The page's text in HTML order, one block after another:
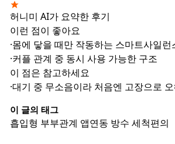
허니미 AI가 요약한 후기
이런 점이 좋아요
·몸에 닿을 때만 작동하는 스마트사일런
·커플 관계 중 동시 사용 가능한 구조
이 점은 참고하세요
·대기 중 무소음이라 처음엔 고장으로
이 글의 태그
흡입형 부부관계 앱연동 방수 세척편의